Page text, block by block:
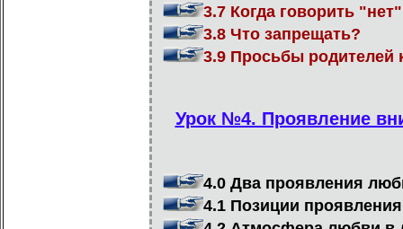
3.7 Когда говорить
3.8 Что запрещать?
3.9 Просьбы родителей
Урок №4. Проявление
4.0 Два проявления
4.1 Позиции